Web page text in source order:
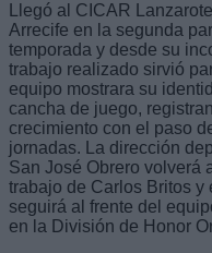
Llegó al CICAR
Arrecife en la segunda
temporada y desde su
trabajo realizado sirvió
equipo mostrara su
cancha de juego,
crecimiento con el paso
jornadas. La dirección
San José Obrero volverá
trabajo de Carlos Britos y
seguirá al frente del
en la División de Honor